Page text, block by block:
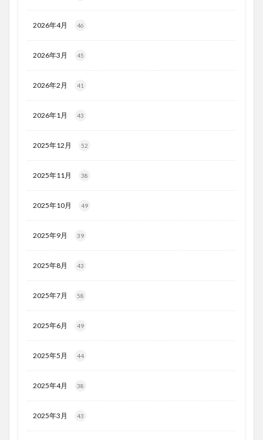
2026年4月 46
2026年3月 45
2026年2月 41
2026年1月 43
2025年12月 52
2025年11月 38
2025年10月 49
2025年9月 39
2025年8月 43
2025年7月 58
2025年6月 49
2025年5月 44
2025年4月 38
2025年3月 43